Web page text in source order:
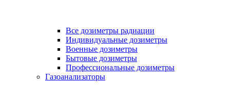
Все дозиметры радиации
Индивидуальные дозиметры
Военные дозиметры
Бытовые дозиметры
Профессиональные дозиметры
Газоанализаторы